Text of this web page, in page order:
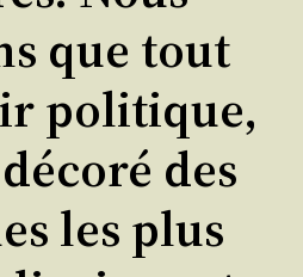
que tout
poli­tique,
des
les plus